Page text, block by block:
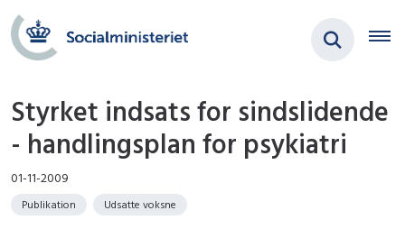
Styrket indsats for sindslidende
- handlingsplan for psykiatri
01-11-2009
Publikation Udsatte voksne